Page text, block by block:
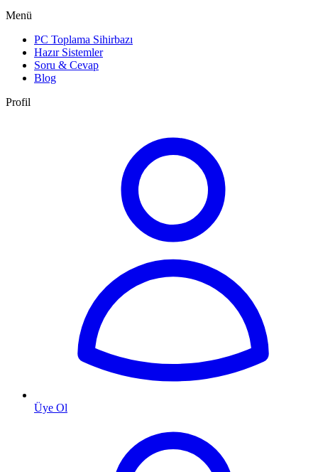
Menü
PC Toplama Sihirbazı
Hazır Sistemler
Soru & Cevap
Blog
Profil
Üye Ol